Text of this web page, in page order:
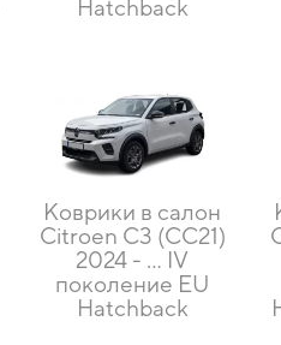
Hatchback
Коврики в салон
Citroen C3 (CC21)
2024 - ... IV
поколение EU
Hatchback